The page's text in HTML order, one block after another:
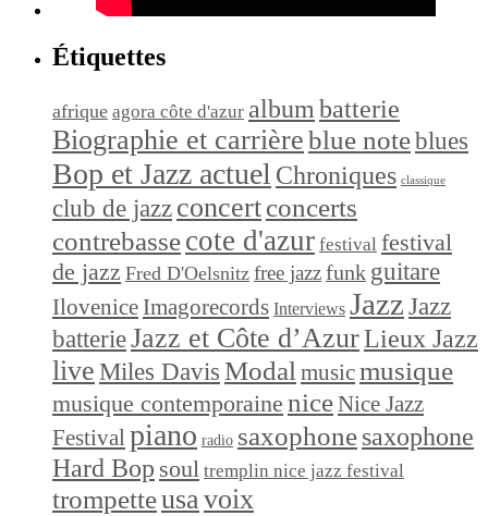
Étiquettes
afrique agora côte d'azur album batterie
Biographie et carrièreblue noteblues
Bop et Jazz actuel Chroniques classique
club de jazz concertconcerts
contrebassecote d'azur festival festival
de jazz Fred D'Oelsnitz free jazzfunk guitare
Ilovenice Imagorecords Interviews Jazz Jazz
batterieJazz et Côte d’AzurLieux Jazz
live Miles Davis Modal musicmusique
musique contemporaine niceNice Jazz
Festival piano radio saxophonesaxophone
Hard Bop soul tremplin nice jazz festival
trompetteusa voix